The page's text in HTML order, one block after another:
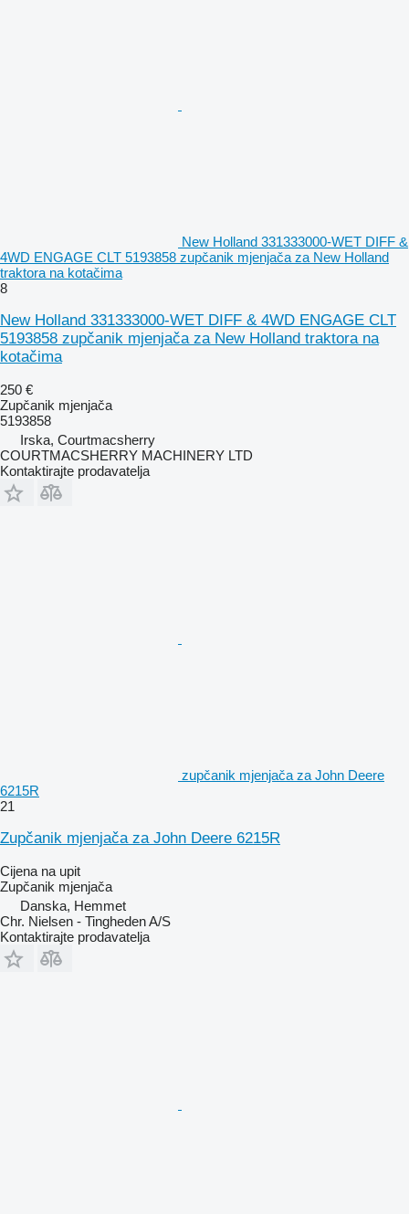
New Holland 331333000-WET DIFF &
4WD ENGAGE CLT 5193858 zupčanik mjenjača za New Holland
traktora na kotačima
8
New Holland 331333000-WET DIFF & 4WD ENGAGE CLT
5193858 zupčanik mjenjača za New Holland traktora na
kotačima
250 €
Zupčanik mjenjača
5193858
Irska, Courtmacsherry
COURTMACSHERRY MACHINERY LTD
Kontaktirajte prodavatelja
zupčanik mjenjača za John Deere
6215R
21
Zupčanik mjenjača za John Deere 6215R
Cijena na upit
Zupčanik mjenjača
Danska, Hemmet
Chr. Nielsen - Tingheden A/S
Kontaktirajte prodavatelja